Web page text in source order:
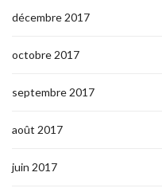
décembre 2017
octobre 2017
septembre 2017
août 2017
juin 2017